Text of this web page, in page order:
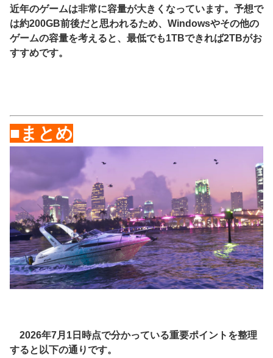
近年のゲームは非常に容量が大きくなっています。予想で
は約200GB前後だと思われるため、Windowsやその他の
ゲームの容量を考えると、最低でも1TBできれば2TBがお
すすめです。
■まとめ
2026年7月1日時点で分かっている重要ポイントを整理
すると以下の通りです。